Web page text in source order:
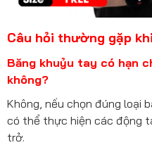
Câu hỏi thường gặp
Băng khuỷu tay có hạn
không?
Không, nếu chọn đúng loại
có thể thực hiện các động
trở.